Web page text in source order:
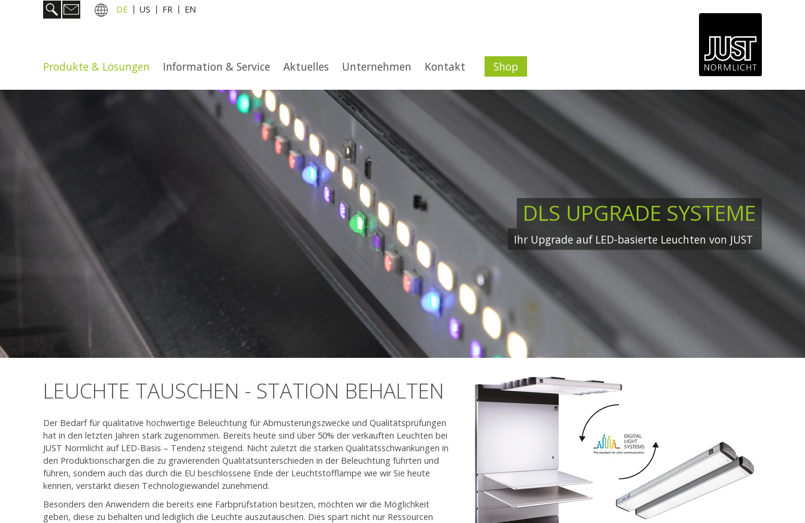
DE US FR EN
Produkte & Lösungen Information & Service Aktuelles Unternehmen Kontakt Shop
DLS UPGRADE SYSTEME
Ihr Upgrade auf LED-basierte Leuchten von JUST
LEUCHTE TAUSCHEN - STATION BEHALTEN
Der Bedarf für qualitative hochwertige Beleuchtung für Abmusterungszwecke und Qualitätsprüfungen
hat in den letzten Jahren stark zugenommen. Bereits heute sind über 50% der verkauften Leuchten bei
JUST Normlicht auf LED-Basis – Tendenz steigend. Nicht zuletzt die starken Qualitätsschwankungen in
den Produktionschargen die zu gravierenden Qualitätsunterschieden in der Beleuchtung führten und
führen, sondern auch das durch die EU beschlossene Ende der Leuchtstofflampe wie wir Sie heute
kennen, verstärkt diesen Technologiewandel zunehmend.
Besonders den Anwendern die bereits eine Farbprüfstation besitzen, möchten wir die Möglichkeit
geben, diese zu behalten und lediglich die Leuchte auszutauschen. Dies spart nicht nur Ressourcen